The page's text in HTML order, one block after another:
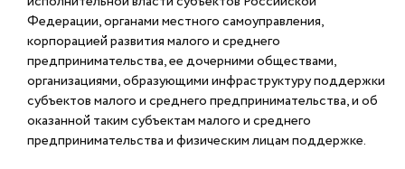
Федерации, органами местного самоуправления,
корпорацией развития малого и среднего
предпринимательства, ее дочерними обществами,
организациями, образующими инфраструктуру поддержки
субъектов малого и среднего предпринимательства, и об
оказанной таким субъектам малого и среднего
предпринимательства и физическим лицам поддержке.